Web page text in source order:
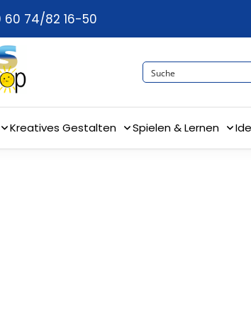
60 74/82 16-50
Kreatives Gestalten Spielen & Lernen